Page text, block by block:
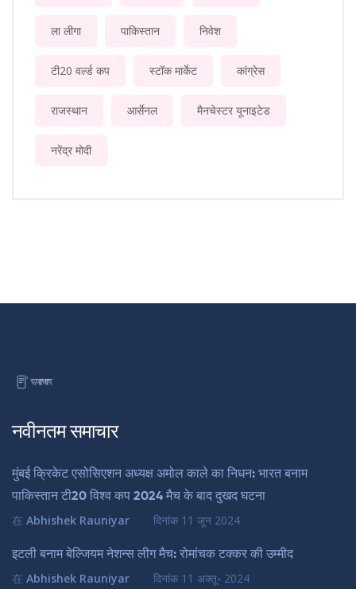
ला लीगा पाकिस्तान निवेश
टी20 वर्ल्ड कप स्टॉक मार्केट कांग्रेस
राजस्थान आर्सेनल मैनचेस्टर यूनाइटेड
नरेंद्र मोदी
नवीनतम समाचार
मुंबई क्रिकेट एसोसिएशन अध्यक्ष अमोल काले का निधन: भारत बनाम
पाकिस्तान टी20 विश्व कप 2024 मैच के बाद दुखद घटना
在 Abhishek Rauniyar दिनांक 11 जून 2024
इटली बनाम बेल्जियम नेशन्स लीग मैच: रोमांचक टक्कर की उम्मीद
在 Abhishek Rauniyar दिनांक 11 अक्तू॰ 2024